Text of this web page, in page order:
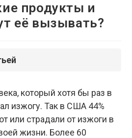
продукты и
её вызывать?
который хотя бы раз в
изжогу. Так в США 44%
или страдали от изжоги в
жизни. Более 60